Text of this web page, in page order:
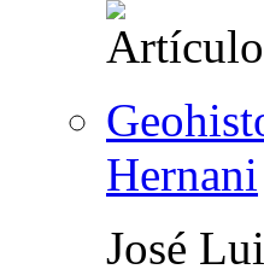
Hernani
José